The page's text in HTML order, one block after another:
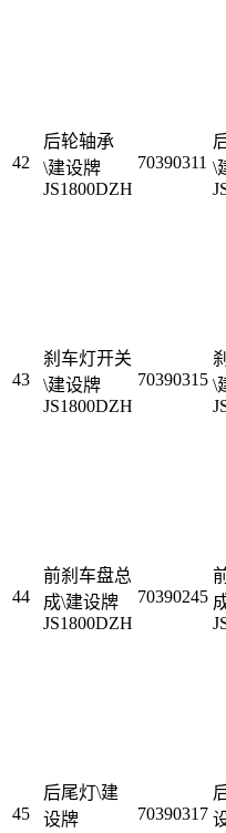
42
后轮轴承
\建设牌
JS1800DZH
70390311 \
43
刹车灯开关
\建设牌
JS1800DZH
70390315 \
44
前刹车盘总
成\建设牌
JS1800DZH
70390245
45
后尾灯\建
设牌
70390317